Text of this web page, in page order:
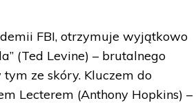
FBI, otrzymuje wyjątkowo
(Ted Levine) – brutalnego
ze skóry. Kluczem do
Lecterem (Anthony Hopkins) –